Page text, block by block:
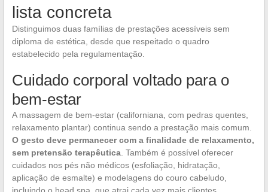
lista concreta
Distinguimos duas famílias de prestações acessíveis sem
diploma de estética, desde que respeitado o quadro
estabelecido pela regulamentação.
Cuidado corporal voltado para o
bem-estar
A massagem de bem-estar (californiana, com pedras quentes,
relaxamento plantar) continua sendo a prestação mais comum.
O gesto deve permanecer com a finalidade de relaxamento,
sem pretensão terapêutica. Também é possível oferecer
cuidados nos pés não médicos (esfoliação, hidratação,
aplicação de esmalte) e modelagens do couro cabeludo,